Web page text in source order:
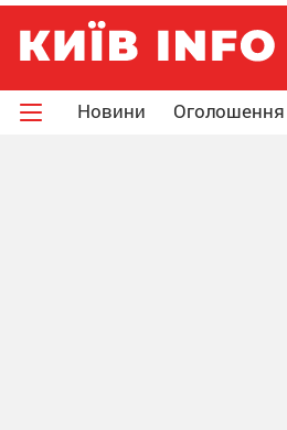
Новини Оголошення